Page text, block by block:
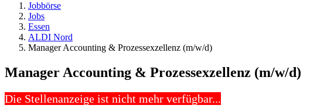
Jobbörse
Jobs
Essen
ALDI Nord
Manager Accounting & Prozessexzellenz (m/w/d)
Manager Accounting & Prozessexzellenz (m/w/d)
Die Stellenanzeige ist nicht mehr verfügbar...